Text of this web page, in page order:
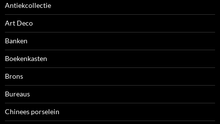
Antiekcollectie
Art Deco
Banken
Boekenkasten
Brons
Bureaus
Chinees porselein